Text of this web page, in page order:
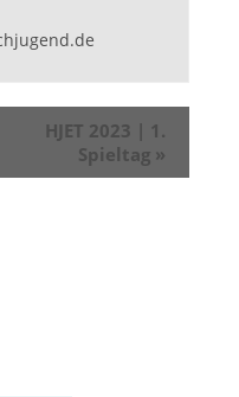
HJET 2023 | 1.
Spieltag »